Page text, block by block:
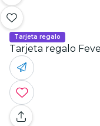
Tarjeta regalo
Tarjeta regalo